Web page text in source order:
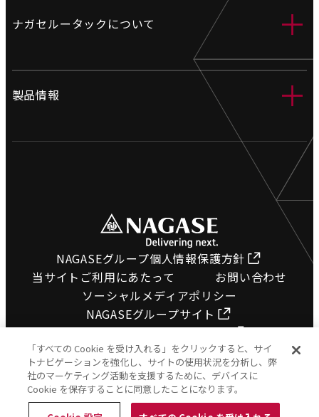
ナガセルータックについて ＋
会社情報
営業拠点
サイトマップ
製品情報 ＋
工業用ホース
ホース検索
図面ダウンロード
カタログコーナー
動画で知る
FAQ
NAGASEグループ個人情報保護方針
当サイトご利用にあたって
お問い合わせ
ソーシャルメディアポリシー
NAGASEグループサイト
長瀬産業コーポレートサイト
「すべての Cookie を受け入れる」をクリックすると、サイ
トナビゲーションを強化し、サイトの使用状況を分析し、弊
社のマーケティング活動を支援するために、デバイスに
Cookie を保存することに同意したことになります。